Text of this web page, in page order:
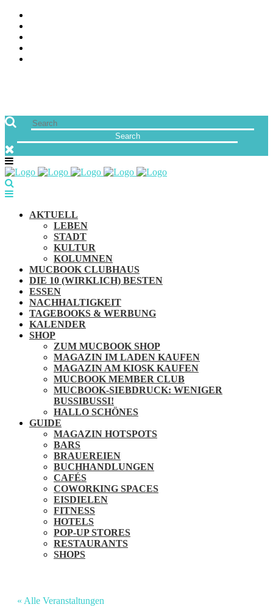
AKTUELL
LEBEN
STADT
KULTUR
KOLUMNEN
MUCBOOK CLUBHAUS
DIE 10 (WIRKLICH) BESTEN
ESSEN
NACHHALTIGKEIT
TAGEBOOKS & WERBUNG
KALENDER
SHOP
ZUM MUCBOOK SHOP
MAGAZIN IM LADEN KAUFEN
MAGAZIN AM KIOSK KAUFEN
MUCBOOK MEMBER CLUB
MUCBOOK-SIEBDRUCK: WENIGER
BUSSIBUSSI!
HALLO SCHÖNES
GUIDE
MAGAZIN HOTSPOTS
BARS
BRAUEREIEN
BUCHHANDLUNGEN
CAFÉS
COWORKING SPACES
EISDIELEN
FITNESS
HOTELS
POP-UP STORES
RESTAURANTS
SHOPS
« Alle Veranstaltungen